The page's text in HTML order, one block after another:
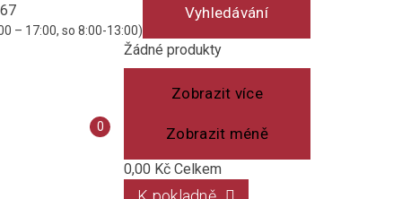
– 17:00, so 8:00-13:00)
Vyhledávání
Košík
(prázdný)
Žádné produkty
Zobrazit více
Zobrazit méně
0,00 Kč Celkem
Porovnání
0